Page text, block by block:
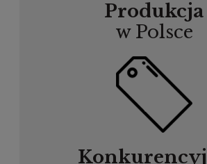
Produkcja
w Polsce